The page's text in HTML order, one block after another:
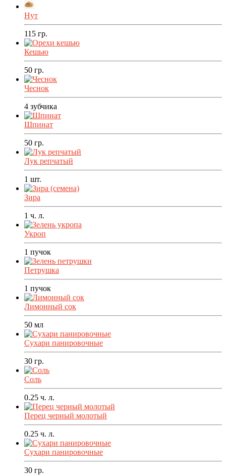
Нут
115 гр.
Кешью
50 гр.
Чеснок
4 зубчика
Шпинат
50 гр.
Лук репчатый
1 шт.
Зира
1 ч. л.
Укроп
1 пучок
Петрушка
1 пучок
Лимонный сок
50 мл
Сухари панировочные
30 гр.
Соль
0.25 ч. л.
Перец черный молотый
0.25 ч. л.
Сухари панировочные
30 гр.